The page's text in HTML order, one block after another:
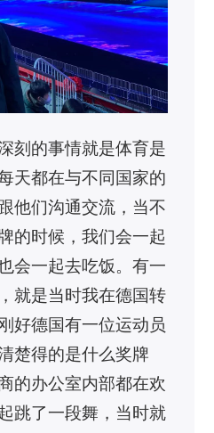
刻的事情就是体育是
天都在与不同国家的
他们沟通交流，当不
的时候，我们会一起
会一起去吃饭。有一
就是当时我在德国转
好德国有一位运动员
楚得的是什么奖牌
的办公室内部都在欢
跳了一段舞，当时就